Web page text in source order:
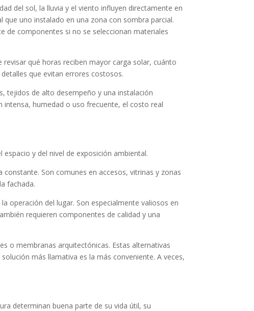
del sol, la lluvia y el viento influyen directamente en
uno instalado en una zona con sombra parcial.
de componentes si no se seleccionan materiales
qué horas reciben mayor carga solar, cuánto
que evitan errores costosos.
tejidos de alto desempeño y una instalación
humedad o uso frecuente, el costo real
y del nivel de exposición ambiental.
Son comunes en accesos, vitrinas y zonas
fachada.
operación del lugar. Son especialmente valiosos en
requieren componentes de calidad y una
o membranas arquitectónicas. Estas alternativas
más llamativa es la más conveniente. A veces,
determinan buena parte de su vida útil, su